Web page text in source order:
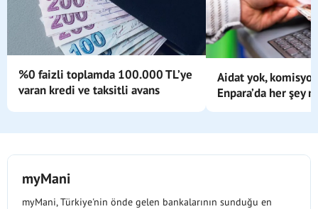
%0 faizli toplamda 100.000 TL’ye
varan kredi ve taksitli avans
Aidat yok,
Enpara’da her şey
myMani
myMani, Türkiye'nin önde gelen bankalarının sunduğu en